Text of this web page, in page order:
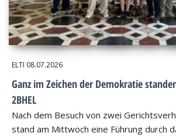
ELTI 08.07.2026
Ganz im Zeichen der Demokratie
2BHEL
Nach dem Besuch von zwei
stand am Mittwoch eine Führung durch